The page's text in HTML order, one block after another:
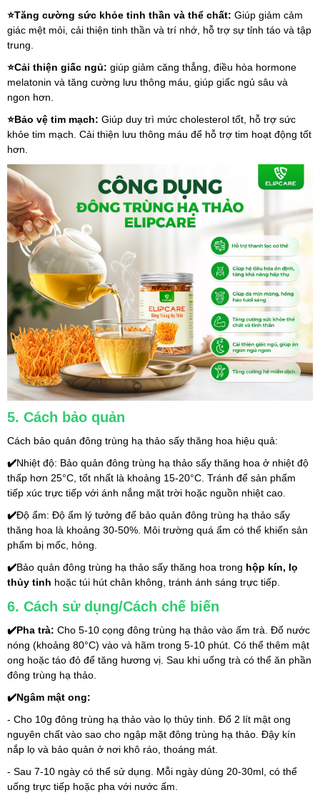
⭐Tăng cường sức khỏe tinh thần và thể chất: Giúp giảm cảm
giác mệt mỏi, cải thiện tinh thần và trí nhớ, hỗ trợ sự tỉnh táo và tập
trung.
⭐Cải thiện giấc ngủ: giúp giảm căng thẳng, điều hòa hormone
melatonin và tăng cường lưu thông máu, giúp giấc ngủ sâu và
ngon hơn.
⭐Bảo vệ tim mạch: Giúp duy trì mức cholesterol tốt, hỗ trợ sức
khỏe tim mạch. Cải thiện lưu thông máu để hỗ trợ tim hoạt động tốt
hơn.
5. Cách bảo quản
Cách bảo quản đông trùng hạ thảo sấy thăng hoa hiệu quả:
✔️Nhiệt độ: Bảo quản đông trùng hạ thảo sấy thăng hoa ở nhiệt độ
thấp hơn 25°C, tốt nhất là khoảng 15-20°C. Tránh để sản phẩm
tiếp xúc trực tiếp với ánh nắng mặt trời hoặc nguồn nhiệt cao.
✔️Độ ẩm: Độ ẩm lý tưởng để bảo quản đông trùng hạ thảo sấy
thăng hoa là khoảng 30-50%. Môi trường quá ẩm có thể khiến sản
phẩm bị mốc, hỏng.
✔️Bảo quản đông trùng hạ thảo sấy thăng hoa trong hộp kín, lọ
thủy tinh hoặc túi hút chân không, tránh ánh sáng trực tiếp.
6. Cách sử dụng/Cách chế biến
✔️Pha trà: Cho 5-10 cọng đông trùng hạ thảo vào ấm trà. Đổ nước
nóng (khoảng 80°C) vào và hãm trong 5-10 phút. Có thể thêm mật
ong hoặc táo đỏ để tăng hương vị. Sau khi uống trà có thể ăn phần
đông trùng hạ thảo.
✔️Ngâm mật ong:
- Cho 10g đông trùng hạ thảo vào lọ thủy tinh. Đổ 2 lít mật ong
nguyên chất vào sao cho ngập mặt đông trùng hạ thảo. Đậy kín
nắp lọ và bảo quản ở nơi khô ráo, thoáng mát.
- Sau 7-10 ngày có thể sử dụng. Mỗi ngày dùng 20-30ml, có thể
uống trực tiếp hoặc pha với nước ấm.